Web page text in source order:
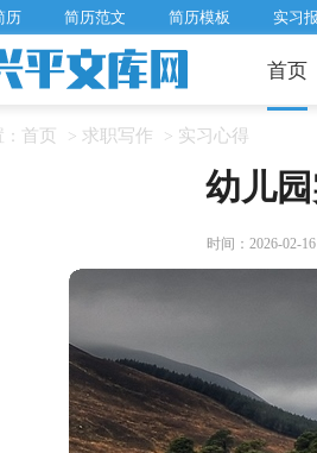
历 简历范文 简历模板 实习
首页
首页 > 求职写作 > 实习心得
幼儿
时间：2026-02-